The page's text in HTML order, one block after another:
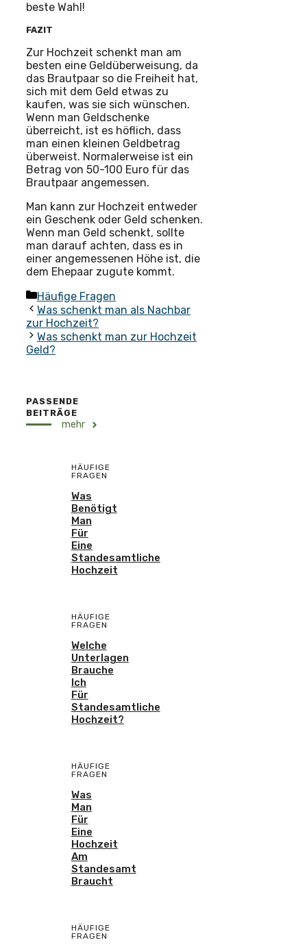
beste Wahl!
FAZIT
Zur Hochzeit schenkt man am
besten eine Geldüberweisung, da
das Brautpaar so die Freiheit hat,
sich mit dem Geld etwas zu
kaufen, was sie sich wünschen.
Wenn man Geldschenke
überreicht, ist es höflich, dass
man einen kleinen Geldbetrag
überweist. Normalerweise ist ein
Betrag von 50-100 Euro für das
Brautpaar angemessen.
Man kann zur Hochzeit entweder
ein Geschenk oder Geld schenken.
Wenn man Geld schenkt, sollte
man darauf achten, dass es in
einer angemessenen Höhe ist, die
dem Ehepaar zugute kommt.
Kategorien
Häufige Fragen
Was schenkt man als Nachbar
zur Hochzeit?
Was schenkt man zur Hochzeit
Geld?
PASSENDE
BEITRÄGE
mehr
HÄUFIGE
FRAGEN
Was
Benötigt
Man
Für
Eine
Standesamtliche
Hochzeit
HÄUFIGE
FRAGEN
Welche
Unterlagen
Brauche
Ich
Für
Standesamtliche
Hochzeit?
HÄUFIGE
FRAGEN
Was
Man
Für
Eine
Hochzeit
Am
Standesamt
Braucht
HÄUFIGE
FRAGEN